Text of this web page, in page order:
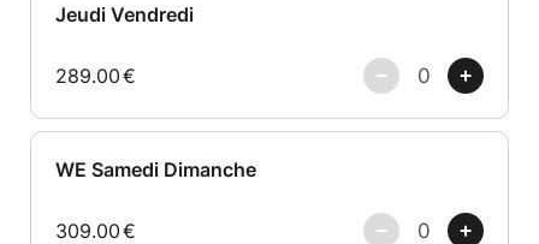
Jeudi Vendredi
289.00€
WE Samedi Dimanche
309.00€